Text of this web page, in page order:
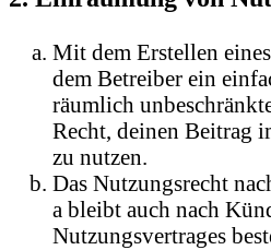
Mit dem Erstellen
dem Betreiber ein
räumlich
Recht, deinen Beitrag
zu nutzen.
Das Nutzungsrecht
a bleibt auch nach
Nutzungsvertrages